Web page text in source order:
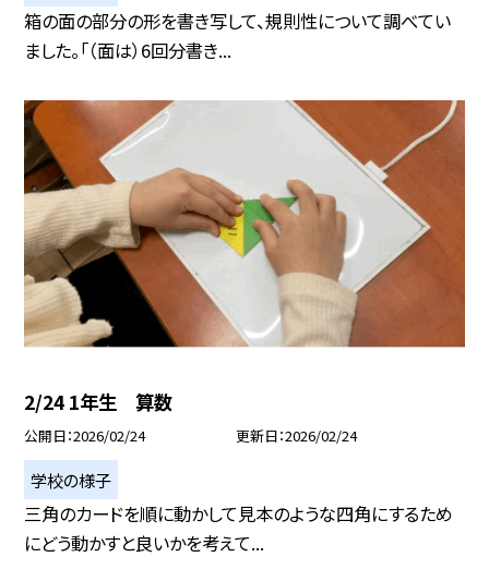
箱の面の部分の形を書き写して、規則性について調べてい
ました。「（面は）6回分書き...
2/24 1年生 算数
公開日 2026/02/24 更新日 2026/02/24
学校の様子
三角のカードを順に動かして見本のような四角にするため
にどう動かすと良いかを考えて...